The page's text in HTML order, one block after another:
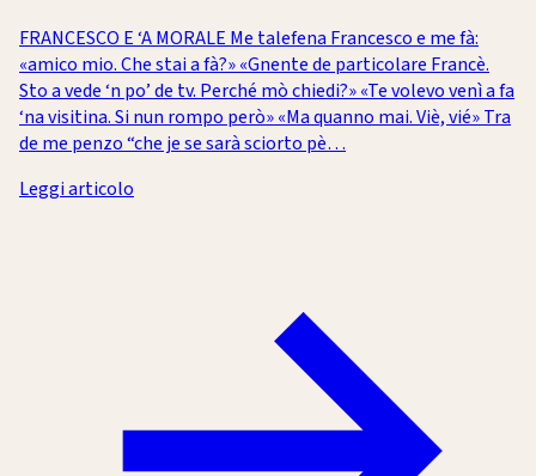
FRANCESCO E ‘A MORALE Me talefena Francesco e me fà:
«amico mio. Che stai a fà?» «Gnente de particolare Francè.
Sto a vede ‘n po’ de tv. Perché mò chiedi?» «Te volevo venì a fa
‘na visitina. Si nun rompo però» «Ma quanno mai. Viè, vié» Tra
de me penzo “che je se sarà sciorto pè…
Leggi articolo